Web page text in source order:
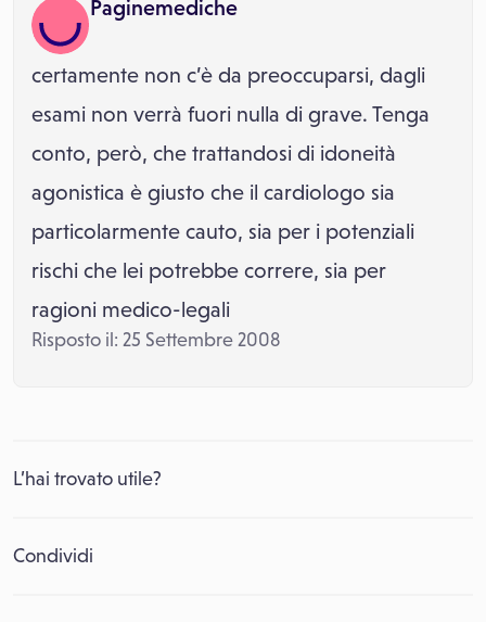
Paginemediche
certamente non c’è da preoccuparsi, dagli
esami non verrà fuori nulla di grave. Tenga
conto, però, che trattandosi di idoneità
agonistica è giusto che il cardiologo sia
particolarmente cauto, sia per i potenziali
rischi che lei potrebbe correre, sia per
ragioni medico-legali
Risposto il: 25 Settembre 2008
L’hai trovato utile?
Condividi